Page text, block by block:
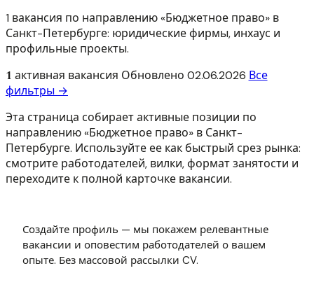
1 вакансия по направлению «Бюджетное право» в
Санкт-Петербурге: юридические фирмы, инхаус и
профильные проекты.
1 активная вакансия Обновлено 02.06.2026 Все
фильтры →
Эта страница собирает активные позиции по
направлению «Бюджетное право» в Санкт-
Петербурге. Используйте ее как быстрый срез рынка:
смотрите работодателей, вилки, формат занятости и
переходите к полной карточке вакансии.
Создайте профиль — мы покажем релевантные
вакансии и оповестим работодателей о вашем
опыте. Без массовой рассылки CV.